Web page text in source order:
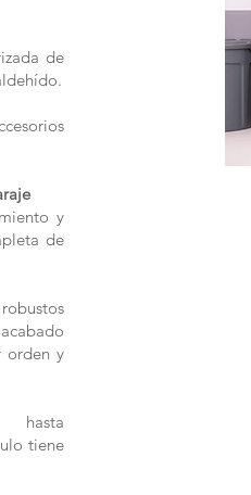
de
y
de
orden y
hasta
tiene